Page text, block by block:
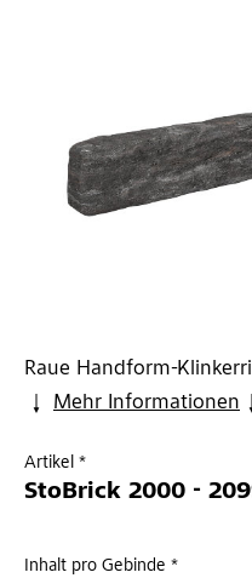
Raue Handform-
Mehr Informationen
Artikel *
StoBrick 2000 -
Inhalt pro Gebinde *